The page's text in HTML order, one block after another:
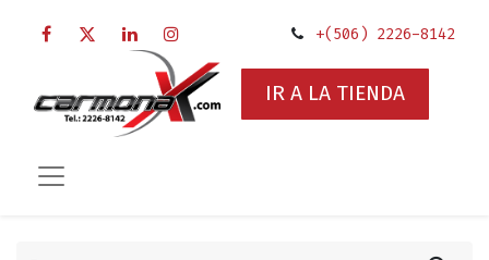
+(506) 2226-8142
IR A LA TIENDA